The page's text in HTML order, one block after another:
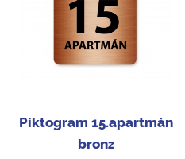
Piktogram 15.apartmán
bronz